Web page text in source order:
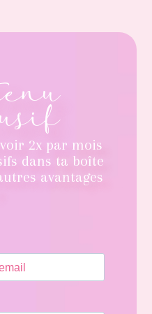
2x par mois
dans ta boîte
avantages